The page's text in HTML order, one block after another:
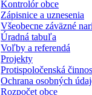
Kontrolór obce
Zápisnice a uznesenia
Všeobecne záväzné
Úradná tabuľa
Voľby a referendá
Projekty
Protispoločenská
Ochrana osobných
Rozpočet obce